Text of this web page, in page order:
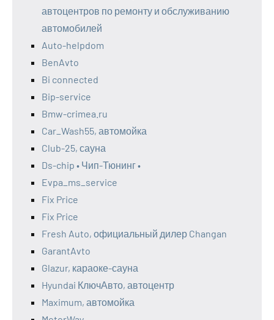
автоцентров по ремонту и обслуживанию
автомобилей
Auto-helpdom
BenAvto
Bi connected
Bip-service
Bmw-crimea.ru
Car_Wash55, автомойка
Club-25, сауна
Ds-chip • Чип-Тюнинг •
Evpa_ms_service
Fix Price
Fix Price
Fresh Auto, официальный дилер Changan
GarantAvto
Glazur, караоке-сауна
Hyundai КлючАвто, автоцентр
Maximum, автомойка